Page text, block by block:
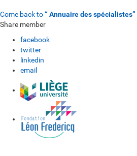
Come back to“ Annuaire des spécialistes”
Share member
facebook
twitter
linkedin
email